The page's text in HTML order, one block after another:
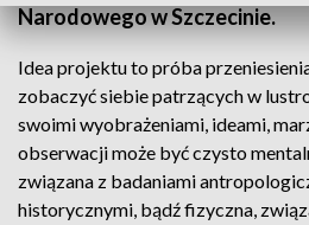
Narodowego w Szczecinie.
Idea projektu to próba
zobaczyć siebie patrzących w
swoimi wyobrażeniami, ideami,
obserwacji może być czysto
związana z badaniami
historycznymi, bądź fizyczna,